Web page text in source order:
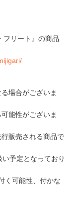
フリート』の商品
場合がございま
能性がございま
販売される商品で
予定となっており
く可能性、付かな